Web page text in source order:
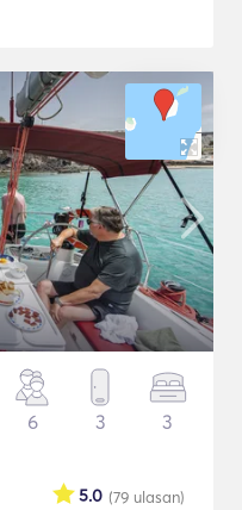
6 3 3
(79 ulasan)
5.0